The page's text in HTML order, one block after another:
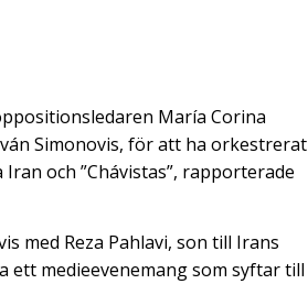
María Corina
Simonovis, för att ha orkestrerat
och ”Chávistas”, rapporterade
med Reza Pahlavi, son till Irans
ett medieevenemang som syftar till